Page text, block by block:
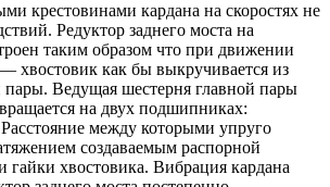
крестовинами кардана на скоростях не
Редуктор заднего моста на
таким образом что при движении
хвостовик как бы выкручивается из
пары. Ведущая шестерня главной пары
на двух подшипниках:
между которыми упруго
создаваемым распорной
гайки хвостовика. Вибрация кардана